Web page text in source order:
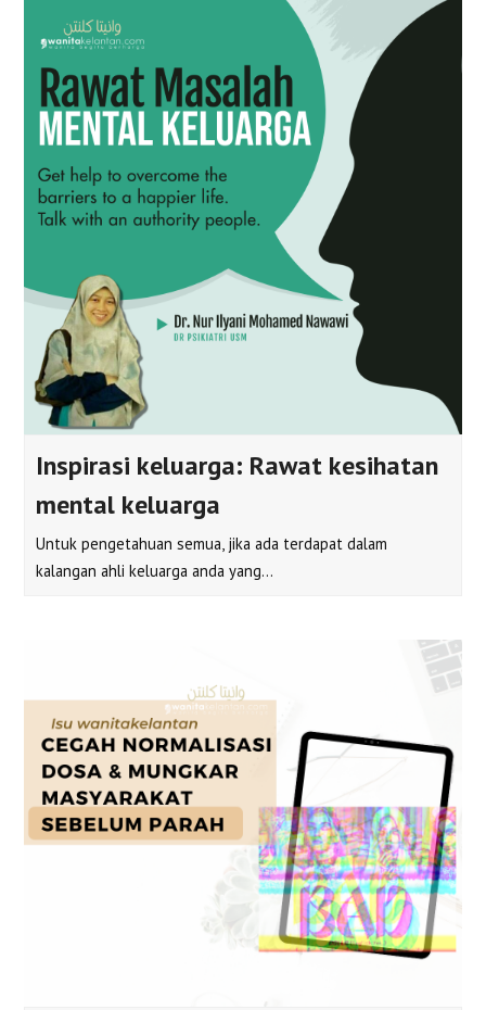
Inspirasi keluarga: Rawat kesihatan
mental keluarga
Untuk pengetahuan semua, jika ada terdapat dalam
kalangan ahli keluarga anda yang…